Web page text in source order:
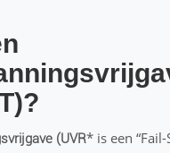
(UVR* is een